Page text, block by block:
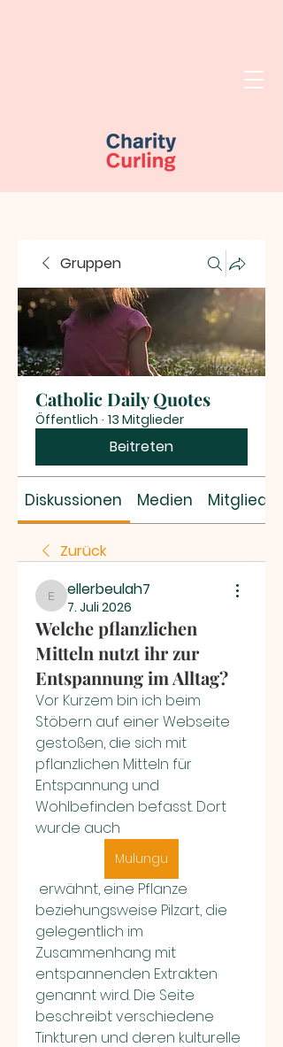
Gruppen
Catholic Daily Quotes
Öffentlich · 13 Mitglieder
Beitreten
Diskussionen Medien Mitglieder
Zurück
ellerbeulah7
ellerbeulah7
7. Juli 2026
Welche pflanzlichen
Mitteln nutzt ihr zur
Entspannung im Alltag?
Vor Kurzem bin ich beim
Stöbern auf einer Webseite
gestoßen, die sich mit
pflanzlichen Mitteln für
Entspannung und
Wohlbefinden befasst. Dort
wurde auch
Mulungu
beziehungsweise Pilzart, die
gelegentlich im
Zusammenhang mit
entspannenden Extrakten
genannt wird. Die Seite
beschreibt verschiedene
Tinkturen und deren kulturelle